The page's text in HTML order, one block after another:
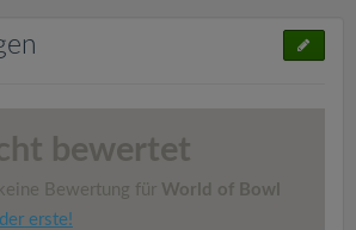
bewertet
Bewertung für World of Bowl
erste!